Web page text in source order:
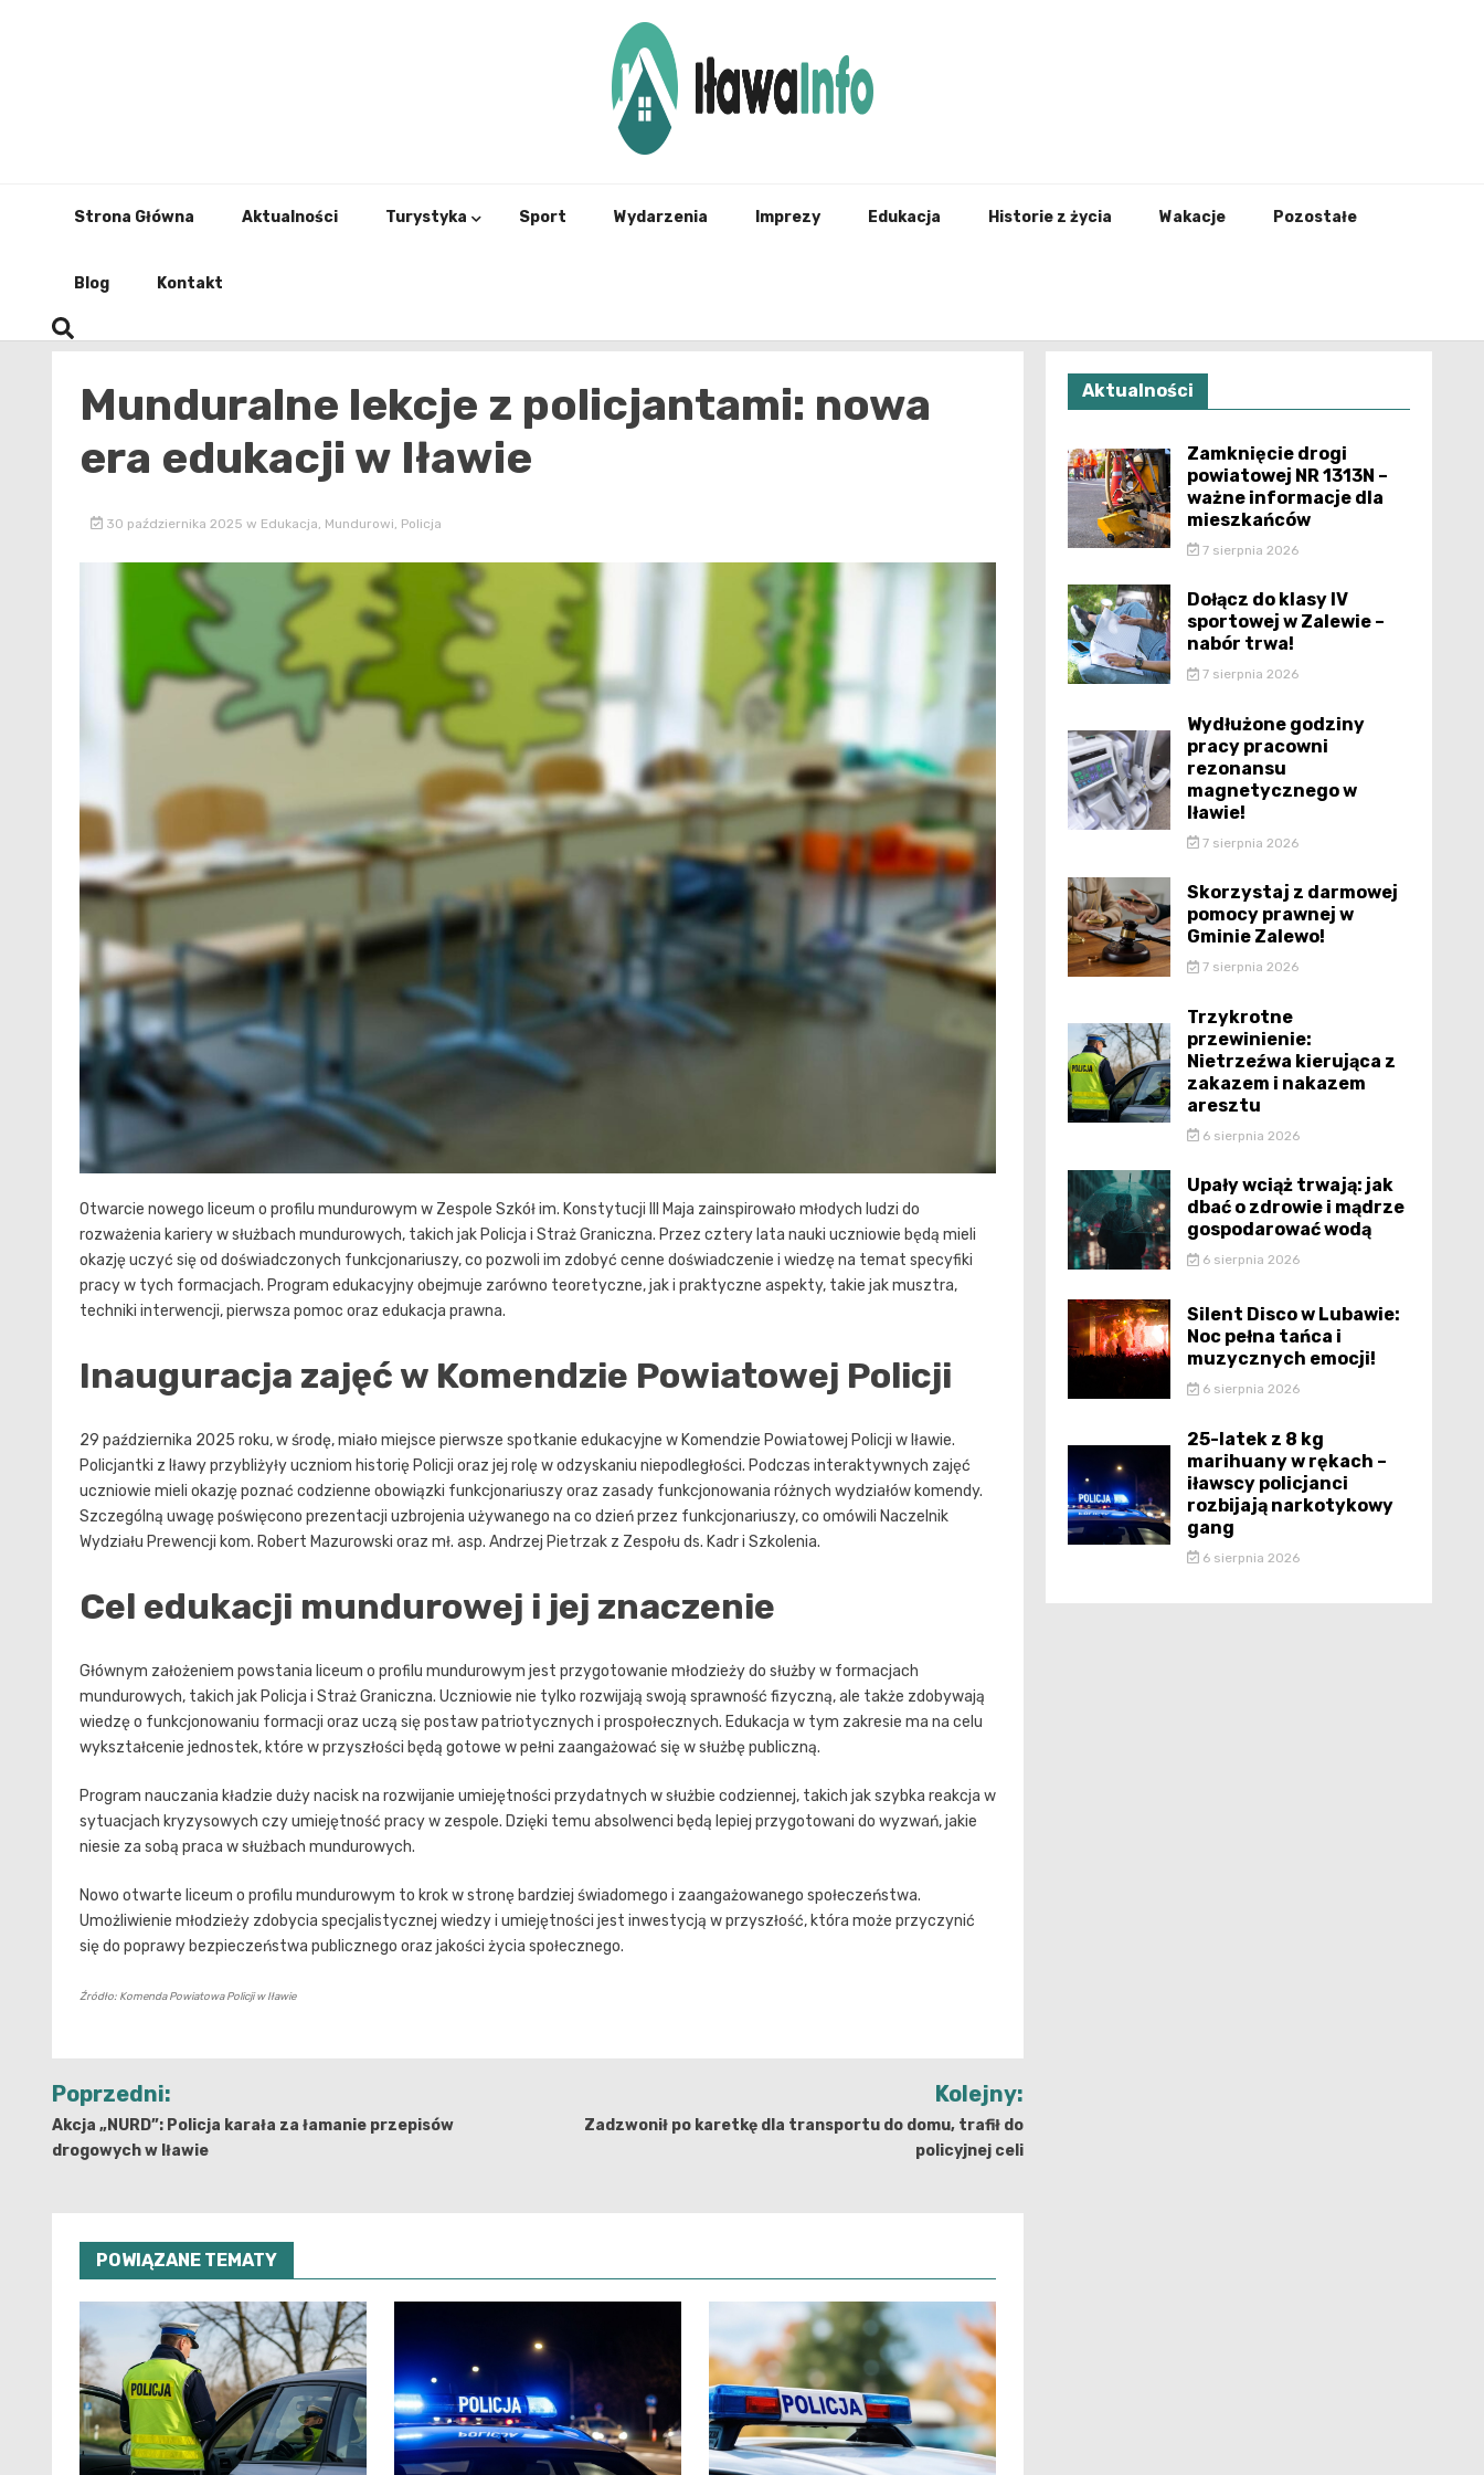
ilawainfo.pl
Strona Główna Aktualności Turystyka Sport Wydarzenia Imprezy Edukacja Historie z życia Wakacje Pozostałe
Blog Kontakt
Munduralne lekcje z policjantami: nowa
era edukacji w Iławie
30 października 2025 w Edukacja Mundurowi Policja
Otwarcie nowego liceum o profilu mundurowym w Zespole Szkół im. Konstytucji III Maja zainspirowało młodych ludzi do
rozważenia kariery w służbach mundurowych, takich jak Policja i Straż Graniczna. Przez cztery lata nauki uczniowie będą mieli
okazję uczyć się od doświadczonych funkcjonariuszy, co pozwoli im zdobyć cenne doświadczenie i wiedzę na temat specyfiki
pracy w tych formacjach. Program edukacyjny obejmuje zarówno teoretyczne, jak i praktyczne aspekty, takie jak musztra,
techniki interwencji, pierwsza pomoc oraz edukacja prawna.
Inauguracja zajęć w Komendzie Powiatowej Policji
29 października 2025 roku, w środę, miało miejsce pierwsze spotkanie edukacyjne w Komendzie Powiatowej Policji w Iławie.
Policjantki z Iławy przybliżyły uczniom historię Policji oraz jej rolę w odzyskaniu niepodległości. Podczas interaktywnych zajęć
uczniowie mieli okazję poznać codzienne obowiązki funkcjonariuszy oraz zasady funkcjonowania różnych wydziałów komendy.
Szczególną uwagę poświęcono prezentacji uzbrojenia używanego na co dzień przez funkcjonariuszy, co omówili Naczelnik
Wydziału Prewencji kom. Robert Mazurowski oraz mł. asp. Andrzej Pietrzak z Zespołu ds. Kadr i Szkolenia.
Cel edukacji mundurowej i jej znaczenie
Głównym założeniem powstania liceum o profilu mundurowym jest przygotowanie młodzieży do służby w formacjach
mundurowych, takich jak Policja i Straż Graniczna. Uczniowie nie tylko rozwijają swoją sprawność fizyczną, ale także zdobywają
wiedzę o funkcjonowaniu formacji oraz uczą się postaw patriotycznych i prospołecznych. Edukacja w tym zakresie ma na celu
wykształcenie jednostek, które w przyszłości będą gotowe w pełni zaangażować się w służbę publiczną.
Program nauczania kładzie duży nacisk na rozwijanie umiejętności przydatnych w służbie codziennej, takich jak szybka reakcja w
sytuacjach kryzysowych czy umiejętność pracy w zespole. Dzięki temu absolwenci będą lepiej przygotowani do wyzwań, jakie
niesie za sobą praca w służbach mundurowych.
Nowo otwarte liceum o profilu mundurowym to krok w stronę bardziej świadomego i zaangażowanego społeczeństwa.
Umożliwienie młodzieży zdobycia specjalistycznej wiedzy i umiejętności jest inwestycją w przyszłość, która może przyczynić
się do poprawy bezpieczeństwa publicznego oraz jakości życia społecznego.
Źródło: Komenda Powiatowa Policji w Iławie
Nawigacja
wpisu
Poprzedni:
Akcja „NURD”: Policja karała za łamanie przepisów
drogowych w Iławie
Kolejny:
Zadzwonił po karetkę dla transportu do domu, trafił do
policyjnej celi
POWIĄZANE TEMATY
Aktualności
Zamknięcie drogi
powiatowej NR 1313N –
ważne informacje dla
mieszkańców
7 sierpnia 2026
Dołącz do klasy IV
sportowej w Zalewie –
nabór trwa!
7 sierpnia 2026
Wydłużone godziny
pracy pracowni
rezonansu
magnetycznego w
Iławie!
7 sierpnia 2026
Skorzystaj z darmowej
pomocy prawnej w
Gminie Zalewo!
7 sierpnia 2026
Trzykrotne
przewinienie:
Nietrzeźwa kierująca z
zakazem i nakazem
aresztu
6 sierpnia 2026
Upały wciąż trwają: jak
dbać o zdrowie i mądrze
gospodarować wodą
6 sierpnia 2026
Silent Disco w Lubawie:
Noc pełna tańca i
muzycznych emocji!
6 sierpnia 2026
25-latek z 8 kg
marihuany w rękach –
iławscy policjanci
rozbijają narkotykowy
gang
6 sierpnia 2026